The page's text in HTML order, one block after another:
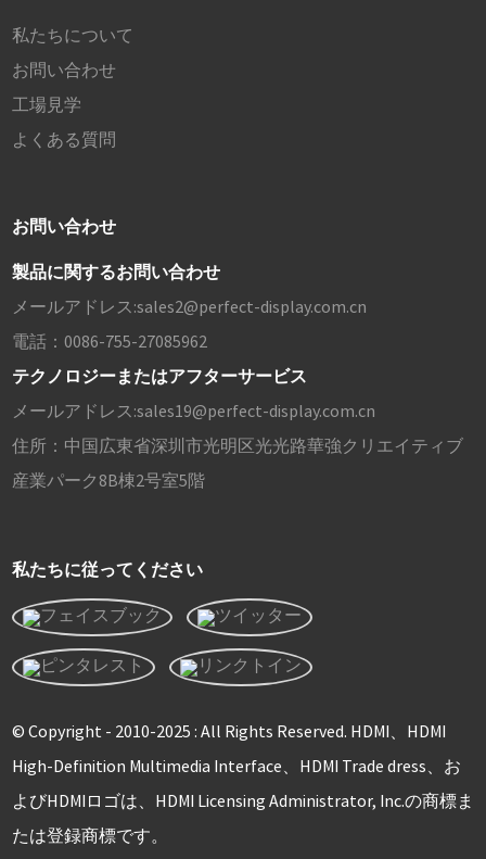
私たちについて
お問い合わせ
工場見学
よくある質問
お問い合わせ
製品に関するお問い合わせ
メールアドレス:sales2@perfect-display.com.cn
電話： 0086-755-27085962
テクノロジーまたはアフターサービス
メールアドレス:sales19@perfect-display.com.cn
住所： 中国広東省深圳市光明区光光路華強クリエイティブ
産業パーク8B棟2号室5階
私たちに従ってください
© Copyright - 2010-2025 : All Rights Reserved. HDMI、HDMI
High-Definition Multimedia Interface、HDMI Trade dress、お
よびHDMIロゴは、HDMI Licensing Administrator, Inc.の商標ま
たは登録商標です。